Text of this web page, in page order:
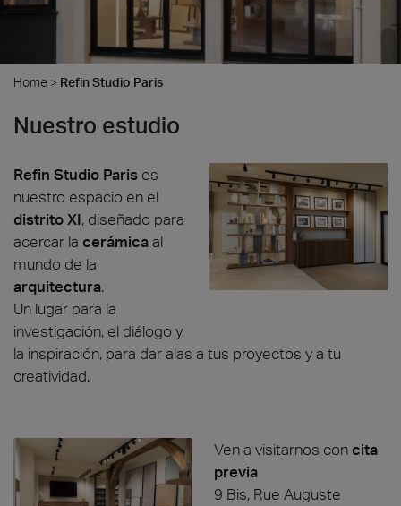
Home > Refin Studio Paris
Nuestro estudio
Refin Studio Paris es
nuestro espacio en el
distritoXI, diseñado para
acercar la cerámicaal
mundo de la
arquitectura.
Un lugar para la
investigación, el diálogo y
la inspiración, para dar alas a tus proyectos y a tu
creatividad.
Ven a visitarnos con cita
previa
9 Bis, Rue Auguste